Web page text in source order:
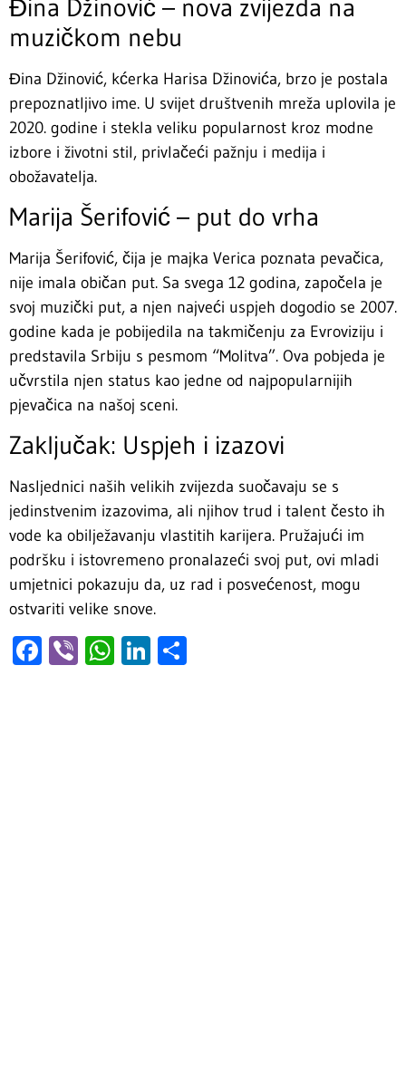
Đina Džinović – nova zvijezda na
muzičkom nebu
Đina Džinović, kćerka Harisa Džinovića, brzo je postala
prepoznatljivo ime. U svijet društvenih mreža uplovila je
2020. godine i stekla veliku popularnost kroz modne
izbore i životni stil, privlačeći pažnju i medija i
obožavatelja.
Marija Šerifović – put do vrha
Marija Šerifović, čija je majka Verica poznata pevačica,
nije imala običan put. Sa svega 12 godina, započela je
svoj muzički put, a njen najveći uspjeh dogodio se 2007.
godine kada je pobijedila na takmičenju za Evroviziju i
predstavila Srbiju s pesmom “Molitva”. Ova pobjeda je
učvrstila njen status kao jedne od najpopularnijih
pjevačica na našoj sceni.
Zaključak: Uspjeh i izazovi
Nasljednici naših velikih zvijezda suočavaju se s
jedinstvenim izazovima, ali njihov trud i talent često ih
vode ka obilježavanju vlastitih karijera. Pružajući im
podršku i istovremeno pronalazeći svoj put, ovi mladi
umjetnici pokazuju da, uz rad i posvećenost, mogu
ostvariti velike snove.
Facebook
ViberWhatsApp
LinkedIn